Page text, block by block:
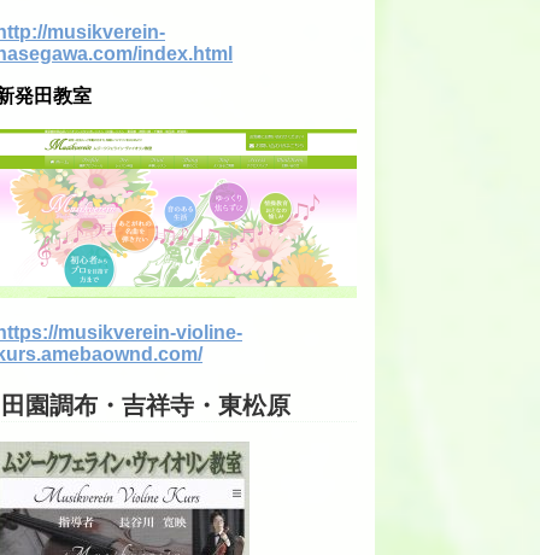
musikverein-
index.html
発田教室
musikverein-violine-
田園調布・吉祥寺・東松原